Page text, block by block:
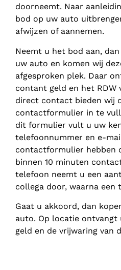
doorneemt. Naar
bod op uw auto
afwijzen of aannemen.
Neemt u het bod aan,
uw auto en komen wij
afgesproken plek. Daar
contant geld en het RDW
direct contact bieden wij
contactformulier in te
dit formulier vult u uw
telefoonnummer en e-
contactformulier hebben
binnen 10 minuten
telefoon neemt u een
collega door, waarna een
Gaat u akkoord, dan
auto. Op locatie
geld en de vrijwaring van